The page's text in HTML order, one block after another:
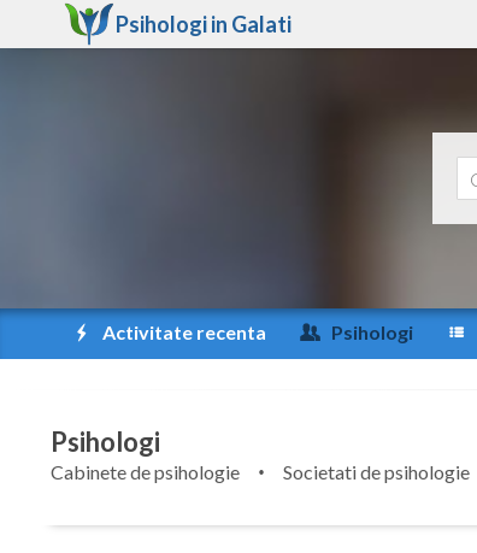
Psihologi in Galati
Activitate recenta Psihologi
Psihologi
Cabinete de psihologie Societati de psihologie